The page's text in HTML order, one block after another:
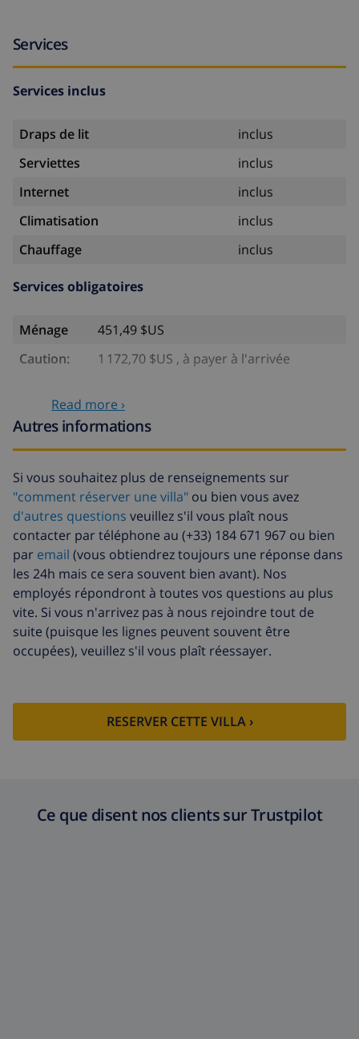
Services
Services inclus
Draps de lit
inclus
Serviettes
inclus
Internet
inclus
Climatisation
inclus
Chauffage
inclus
Services obligatoires
Ménage
451,49 $US
Caution:
1 172,70 $US , à payer à l'arrivée
Services optionnels
l'arrivée
Siège enfant
4,69 $US par jour , à payer à
l'arrivée
Animaux
46,91 $US , à payer à l'arrivée
Lit
supplémentaire
14,07 $US par jour , à payer à
l'arrivée
Fonds
d'annulation:
4.80% du montant total
Read more ›
Autres informations
Si vous souhaitez plus de renseignements sur
"comment réserver une villa" ou bien vous avez
d'autres questions veuillez s'il vous plaît nous
contacter par téléphone au (+33) 184 671 967 ou bien
par email (vous obtiendrez toujours une réponse dans
les 24h mais ce sera souvent bien avant). Nos
employés répondront à toutes vos questions au plus
vite. Si vous n'arrivez pas à nous rejoindre tout de
suite (puisque les lignes peuvent souvent être
occupées), veuillez s'il vous plaît réessayer.
RESERVER CETTE VILLA ›
Ce que disent nos clients sur Trustpilot